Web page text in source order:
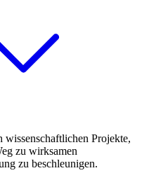
Projekte,
zu wirksamen
zu beschleunigen.